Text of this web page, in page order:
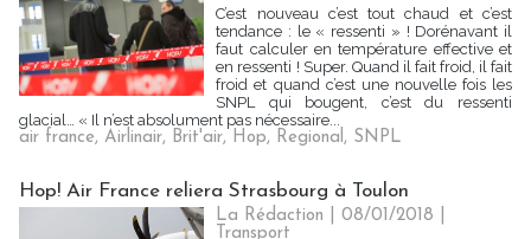
C’est nouveau c’est tout chaud et c’est
tendance : le « ressenti » ! Dorénavant il
faut calculer en température effective et
en ressenti ! Super. Quand il fait froid, il fait
froid et quand c’est une nouvelle fois les
SNPL qui bougent, c’est du ressenti
glacial… « Il n’est absolument pas nécessaire...
air france, Airlinair, Brit'air, Hop, Regional, SNPL
Hop! Air France reliera Strasbourg à Toulon
La Rédaction | 08/01/2018
Transport